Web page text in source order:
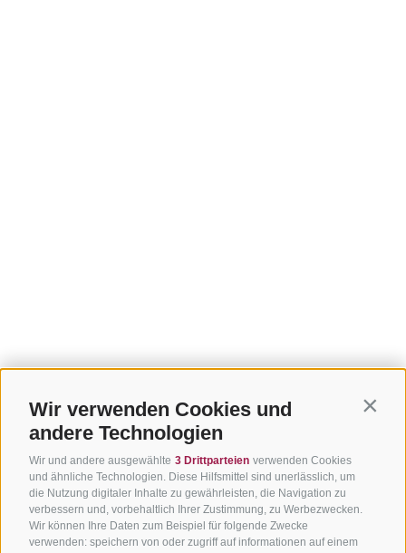
Wir verwenden Cookies und
andere Technologien
Wir und andere ausgewählte 3 Drittparteien verwenden Cookies
und ähnliche Technologien. Diese Hilfsmittel sind unerlässlich, um
die Nutzung digitaler Inhalte zu gewährleisten, die Navigation zu
verbessern und, vorbehaltlich Ihrer Zustimmung, zu Werbezwecken.
Wir können Ihre Daten zum Beispiel für folgende Zwecke
verwenden: speichern von oder zugriff auf informationen auf einem